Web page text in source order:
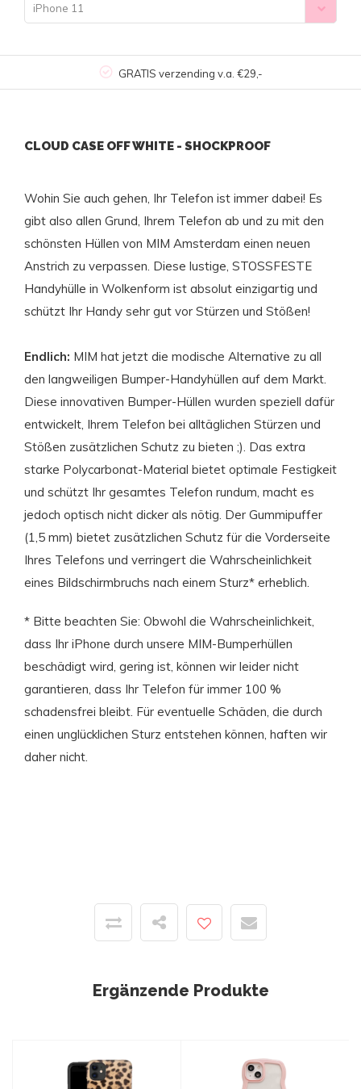
iPhone 11
GRATIS verzending v.a. €29,-
CLOUD CASE OFF WHITE - SHOCKPROOF
Wohin Sie auch gehen, Ihr Telefon ist immer dabei! Es
gibt also allen Grund, Ihrem Telefon ab und zu mit den
schönsten Hüllen von MIM Amsterdam einen neuen
Anstrich zu verpassen. Diese lustige, STOSSFESTE
Handyhülle in Wolkenform ist absolut einzigartig und
schützt Ihr Handy sehr gut vor Stürzen und Stößen!
Endlich: MIM hat jetzt die modische Alternative zu all
den langweiligen Bumper-Handyhüllen auf dem Markt.
Diese innovativen Bumper-Hüllen wurden speziell dafür
entwickelt, Ihrem Telefon bei alltäglichen Stürzen und
Stößen zusätzlichen Schutz zu bieten ;). Das extra
starke Polycarbonat-Material bietet optimale Festigkeit
und schützt Ihr gesamtes Telefon rundum, macht es
jedoch optisch nicht dicker als nötig. Der Gummipuffer
(1,5 mm) bietet zusätzlichen Schutz für die Vorderseite
Ihres Telefons und verringert die Wahrscheinlichkeit
eines Bildschirmbruchs nach einem Sturz* erheblich.
* Bitte beachten Sie: Obwohl die Wahrscheinlichkeit,
dass Ihr iPhone durch unsere MIM-Bumperhüllen
beschädigt wird, gering ist, können wir leider nicht
garantieren, dass Ihr Telefon für immer 100 %
schadensfrei bleibt. Für eventuelle Schäden, die durch
einen unglücklichen Sturz entstehen können, haften wir
daher nicht.
Ergänzende Produkte